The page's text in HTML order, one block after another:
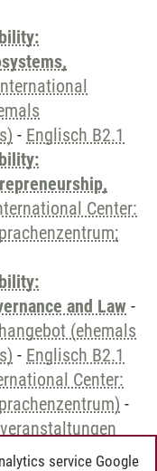
- Englisch B2.1
Center:
and Law -
(ehemals
- Englisch B2.1
Center:
-
service Google